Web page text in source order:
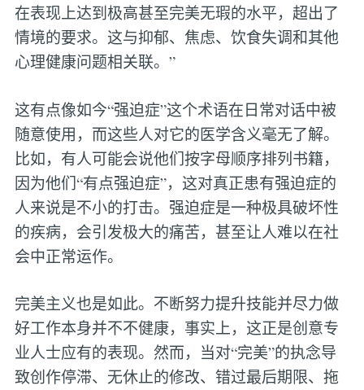
在表现上达到极高甚至完美无瑕的水平，超出了
情境的要求。这与抑郁、焦虑、饮食失调和其他
心理健康问题相关联。”
这有点像如今“强迫症”这个术语在日常对话中被
随意使用，而这些人对它的医学含义毫无了解。
比如，有人可能会说他们按字母顺序排列书籍，
因为他们“有点强迫症”，这对真正患有强迫症的
人来说是不小的打击。强迫症是一种极具破坏性
的疾病，会引发极大的痛苦，甚至让人难以在社
会中正常运作。
完美主义也是如此。不断努力提升技能并尽力做
好工作本身并不不健康，事实上，这正是创意专
业人士应有的表现。然而，当对“完美”的执念导
致创作停滞、无休止的修改、错过最后期限、拖